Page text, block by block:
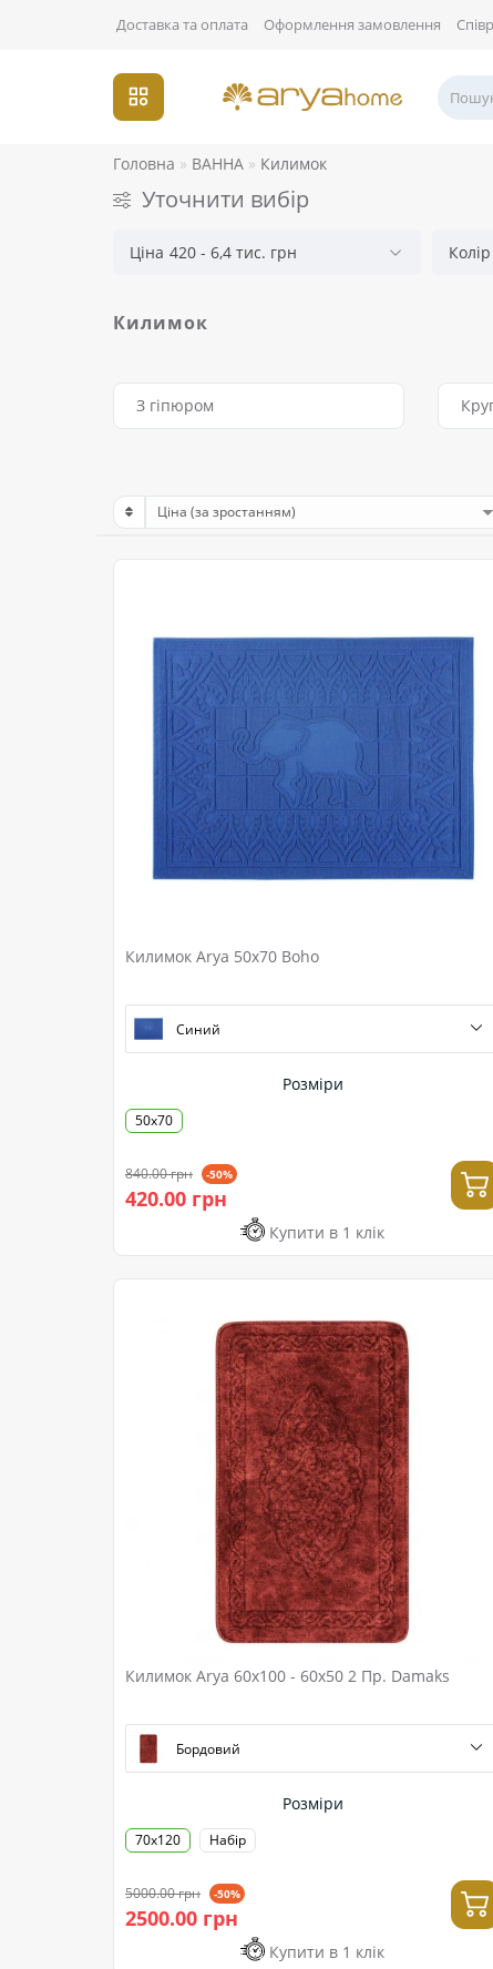
Доставка та оплата Оформлення замовлення
Головна ВАННА Килимок
Уточнити вибір
420 - 6,4 тис. грн
Ціна Колір
Килимок
З гіпюром
Килимок Arya 50x70 Boho
Синий
Розміри
50х70
840.00 грн -50%
420.00 грн
Купити в 1 клік
Килимок Arya 60x100 - 60x50 2 Пр. Damaks
Бордовий
Розміри
70x120 Набір
5000.00 грн -50%
2500.00 грн
Купити в 1 клік